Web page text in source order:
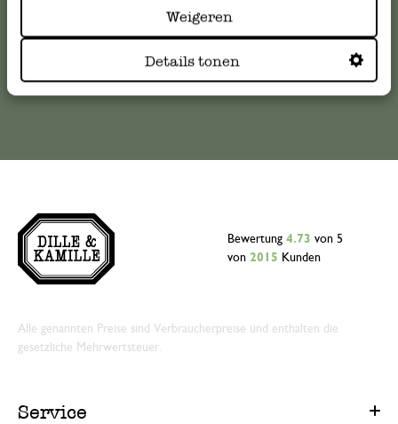
Weigeren
Details tonen
kundenservice@dille-kamille.de
Online-Kundenservice
Bewertung 4.73 von 5
von 2015 Kunden
Alle genannten Preise sind Verbraucherpreise und enthalten die
gesetzliche Mehrwertsteuer.
Service